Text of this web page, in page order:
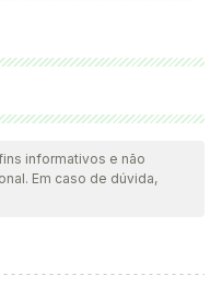
revisadas por
confiabilidade,
deste artigo foi
de Coubertin: the
informativos e não
Em caso de dúvida,